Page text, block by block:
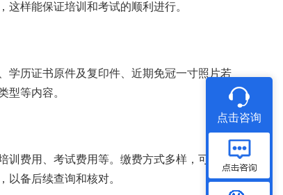
样能保证培训和考试的顺利进行。
学历证书原件及复印件、近期免冠一寸照片若
型等内容。
训费用、考试费用等。缴费方式多样，可以通
备后续查询和核对。
点击咨询